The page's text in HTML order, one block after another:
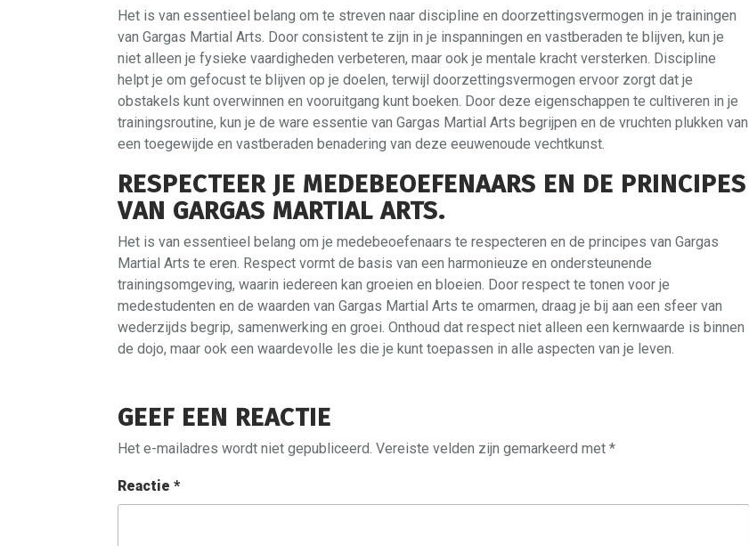
Het is van essentieel belang om te streven naar discipline en doorzettingsvermogen in je trainingen
van Gargas Martial Arts. Door consistent te zijn in je inspanningen en vastberaden te blijven, kun je
niet alleen je fysieke vaardigheden verbeteren, maar ook je mentale kracht versterken. Discipline
helpt je om gefocust te blijven op je doelen, terwijl doorzettingsvermogen ervoor zorgt dat je
obstakels kunt overwinnen en vooruitgang kunt boeken. Door deze eigenschappen te cultiveren in je
trainingsroutine, kun je de ware essentie van Gargas Martial Arts begrijpen en de vruchten plukken van
een toegewijde en vastberaden benadering van deze eeuwenoude vechtkunst.
RESPECTEER JE MEDEBEOEFENAARS EN DE PRINCIPES
VAN GARGAS MARTIAL ARTS.
Het is van essentieel belang om je medebeoefenaars te respecteren en de principes van Gargas
Martial Arts te eren. Respect vormt de basis van een harmonieuze en ondersteunende
trainingsomgeving, waarin iedereen kan groeien en bloeien. Door respect te tonen voor je
medestudenten en de waarden van Gargas Martial Arts te omarmen, draag je bij aan een sfeer van
wederzijds begrip, samenwerking en groei. Onthoud dat respect niet alleen een kernwaarde is binnen
de dojo, maar ook een waardevolle les die je kunt toepassen in alle aspecten van je leven.
GEEF EEN REACTIE
Het e-mailadres wordt niet gepubliceerd. Vereiste velden zijn gemarkeerd met *
Reactie *